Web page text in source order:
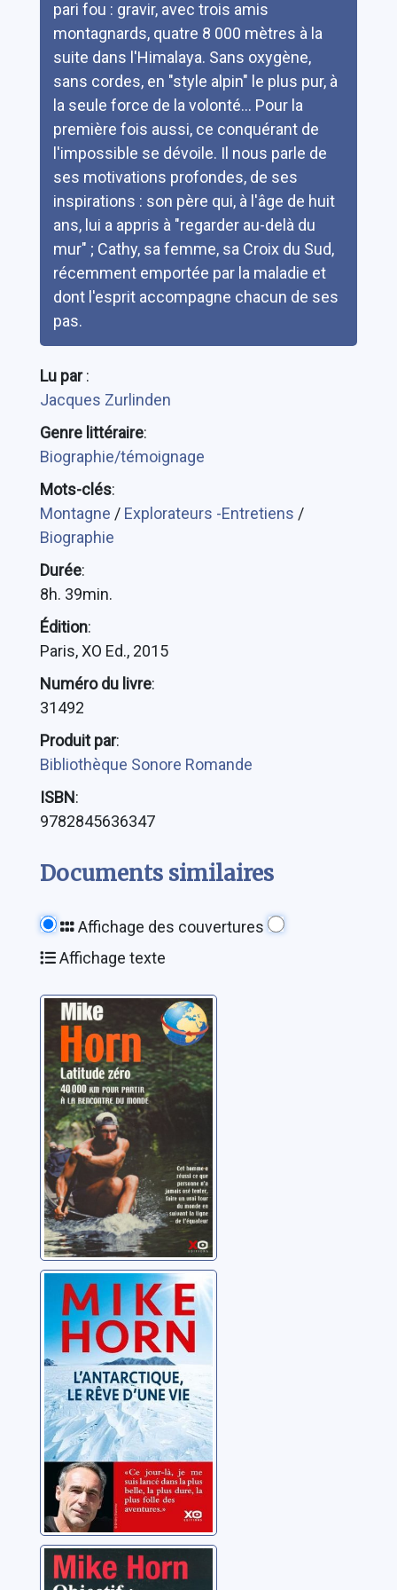
pari fou : gravir, avec trois amis
montagnards, quatre 8 000 mètres à la
suite dans l'Himalaya. Sans oxygène,
sans cordes, en "style alpin" le plus pur, à
la seule force de la volonté... Pour la
première fois aussi, ce conquérant de
l'impossible se dévoile. Il nous parle de
ses motivations profondes, de ses
inspirations : son père qui, à l'âge de huit
ans, lui a appris à "regarder au-delà du
mur" ; Cathy, sa femme, sa Croix du Sud,
récemment emportée par la maladie et
dont l'esprit accompagne chacun de ses
pas.
Lu par:
Jacques Zurlinden
Genre littéraire:
Biographie/témoignage
Mots-clés:
Montagne / Explorateurs -Entretiens /
Biographie
Durée:
8h. 39min.
Édition:
Paris, XO Ed., 2015
Numéro du livre:
31492
Produit par:
Bibliothèque Sonore Romande
ISBN:
9782845636347
Documents similaires
Affichage des couvertures
Affichage texte
Latitude zéro:
40000 km pour
partir à la
rencontre du
monde
Horn, Mike
L'Antarctique, le
rêve d'une vie
Horn, Mike
Objectif: Pôle